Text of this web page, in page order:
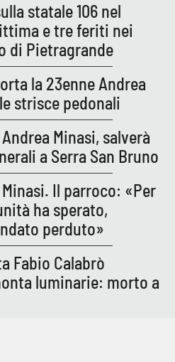
statale 106 nel
e tre feriti nei
di Pietragrande
la 23enne Andrea
strisce pedonali
Minasi, salverà
a Serra San Bruno
Il parroco: «Per
ha sperato,
perduto»
Fabio Calabrò
luminarie: morto a